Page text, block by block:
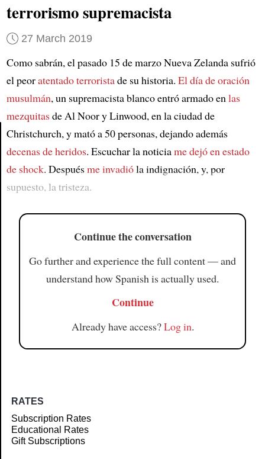
Article
terrorismo supremacista
27 March 2019
Como sabrán, el pasado 15 de marzo Nueva Zelanda sufrió
el peoratentado terroristade su historia. El día de oración
musulmán, un supremacista blanco entró armado enlas
mezquitasde Al Noor y Linwood, en la ciudad de
Christchurch, y mató a 50 personas, dejando además
decenas de heridos. Escuchar la noticiame dejó en estado
de shock. Despuésme invadióla indignación, y, por
supuesto, la tristeza.
Continue the conversation
Go further and experience the full content — and
understand how Spanish is actually used.
Continue
Already have access?Log in.
RATES
Subscription Rates
Educational Rates
Gift Subscriptions